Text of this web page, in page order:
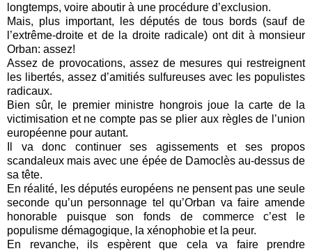
longtemps, voire aboutir à une procédure d’exclusion.
Mais, plus important, les députés de tous bords (sauf de
l’extrême-droite et de la droite radicale) ont dit à monsieur
Orban: assez!
Assez de provocations, assez de mesures qui restreignent
les libertés, assez d’amitiés sulfureuses avec les populistes
radicaux.
Bien sûr, le premier ministre hongrois joue la carte de la
victimisation et ne compte pas se plier aux règles de l’union
européenne pour autant.
Il va donc continuer ses agissements et ses propos
scandaleux mais avec une épée de Damoclès au-dessus de
sa tête.
En réalité, les députés européens ne pensent pas une seule
seconde qu’un personnage tel qu’Orban va faire amende
honorable puisque son fonds de commerce c’est le
populisme démagogique, la xénophobie et la peur.
En revanche, ils espèrent que cela va faire prendre